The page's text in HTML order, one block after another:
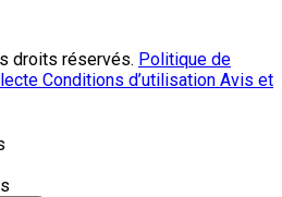
droits réservés. Politique de
Conditions d’utilisation Avis et